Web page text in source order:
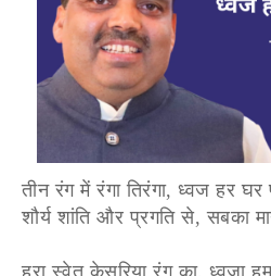
तीन रंग में रंगा तिरंगा, ध्वज हर घर
शौर्य शांति और प्रगति से, सबका